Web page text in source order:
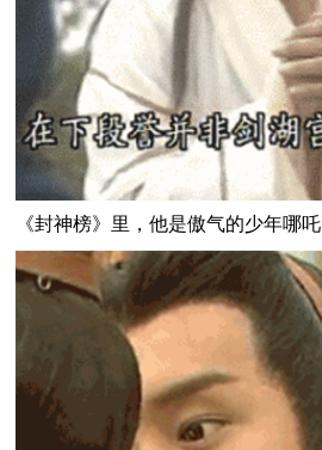
《封神榜》里，他是傲气的少年哪吒